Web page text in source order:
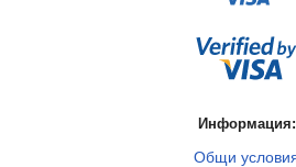
Информация:
Общи